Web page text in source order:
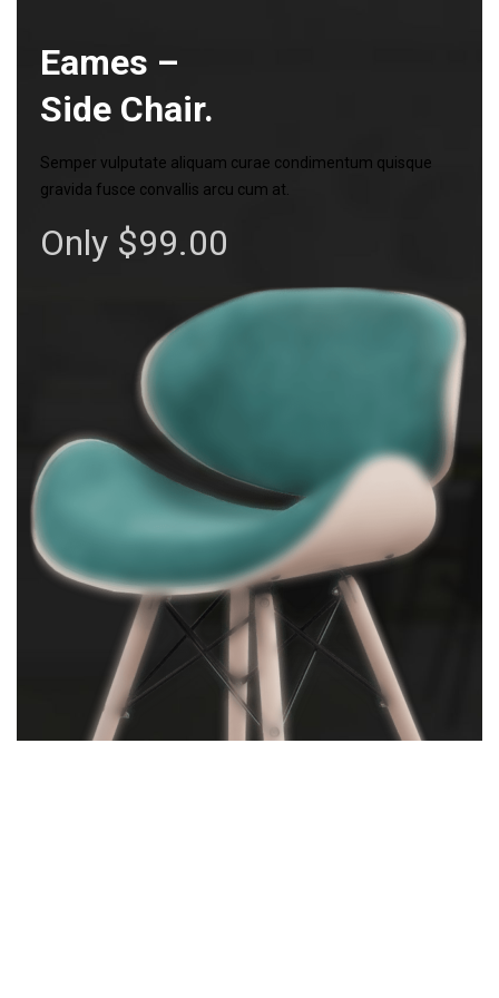
Eames –
Side Chair.
Semper vulputate aliquam curae condimentum quisque
gravida fusce convallis arcu cum at.
Only $99.00